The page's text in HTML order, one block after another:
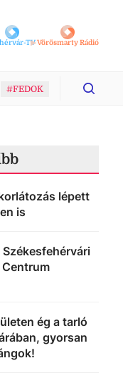
TVVörösmarty Rádió
#FEDOK
lépett
is
ég a tarló
gyorsan